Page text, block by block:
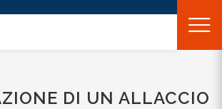
DI UN ALLACCIO